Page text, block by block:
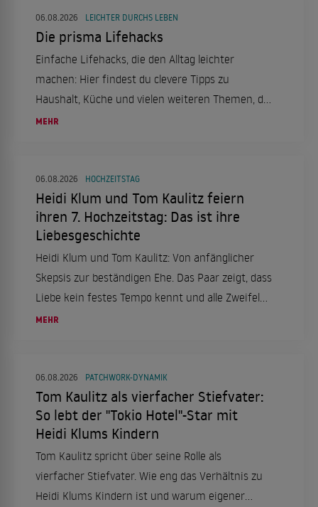
06.08.2026 LEICHTER DURCHS LEBEN
Die prisma Lifehacks
Einfache Lifehacks, die den Alltag leichter
machen: Hier findest du clevere Tipps zu
Haushalt, Küche und vielen weiteren Themen, die
Zeit und Nerven sparen.
MEHR
06.08.2026 HOCHZEITSTAG
Heidi Klum und Tom Kaulitz feiern
ihren 7. Hochzeitstag: Das ist ihre
Liebesgeschichte
Heidi Klum und Tom Kaulitz: Von anfänglicher
Skepsis zur beständigen Ehe. Das Paar zeigt, dass
Liebe kein festes Tempo kennt und alle Zweifel
überdauern kann.
MEHR
06.08.2026 PATCHWORK-DYNAMIK
Tom Kaulitz als vierfacher Stiefvater:
So lebt der "Tokio Hotel"-Star mit
Heidi Klums Kindern
Tom Kaulitz spricht über seine Rolle als
vierfacher Stiefvater. Wie eng das Verhältnis zu
Heidi Klums Kindern ist und warum eigener